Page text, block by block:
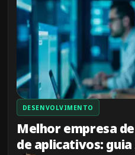
DESENVOLVIMENTO
Melhor empresa
de aplicativos: guia